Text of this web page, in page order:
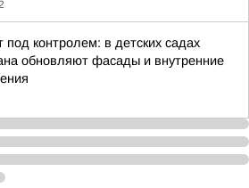
под контролем: в детских садах
обновляют фасады и внутренние